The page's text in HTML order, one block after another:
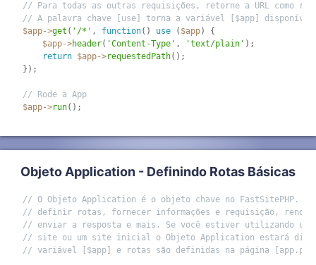
// Para todas as outras requisições, retorne a URL como
// A palavra chave [use] torna a variável [$app] disponível
$app->get ( '/*' , function( ) use ( $app)
{
$app->header( 'Content-Type' , 'text/plain' ) ;
return $app->requestedPath( ) ;
} ) ;
// Rode a App
$app->run( ) ;
Objeto Application - Definindo Rotas Básicas
// O Objeto Application é o objeto chave no FastSitePHP.
// definir rotas, fornecer informações e requisição,
// enviar a resposta e mais. Se você estiver utilizando uma
// site ou um site inicial o Objeto Application estará
// variável [$app] e rotas são definidas na página